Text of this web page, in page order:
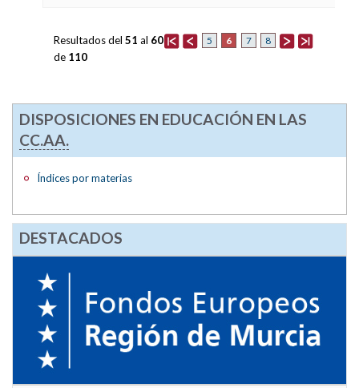
5 6 7 8
Resultados del 51 al 60
de 110
DISPOSICIONES EN EDUCACIÓN EN LAS
CC.AA.
Índices por materias
DESTACADOS